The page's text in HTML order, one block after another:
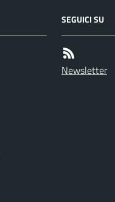
SEGUICI SU
Newsletter